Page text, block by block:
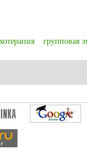
групповая